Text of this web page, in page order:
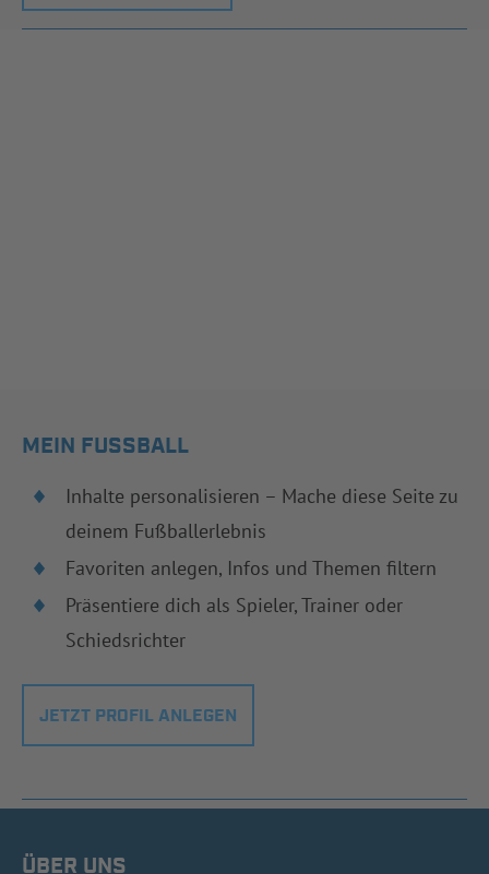
MEIN FUSSBALL
Inhalte personalisieren – Mache diese Seite zu
deinem Fußballerlebnis
Favoriten anlegen, Infos und Themen filtern
Präsentiere dich als Spieler, Trainer oder
Schiedsrichter
JETZT PROFIL ANLEGEN
ÜBER UNS